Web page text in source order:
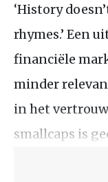
‘History
rhymes.’ Een
financiële
minder
in het
smallcaps is